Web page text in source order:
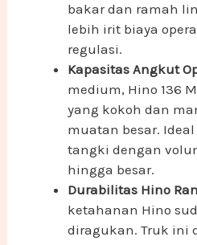
bakar dan ramah
lebih irit biaya
regulasi.
Kapasitas Angkut
medium, Hino 136
yang kokoh dan
muatan besar.
tangki dengan
hingga besar.
Durabilitas Hino
ketahanan Hino
diragukan. Truk ini